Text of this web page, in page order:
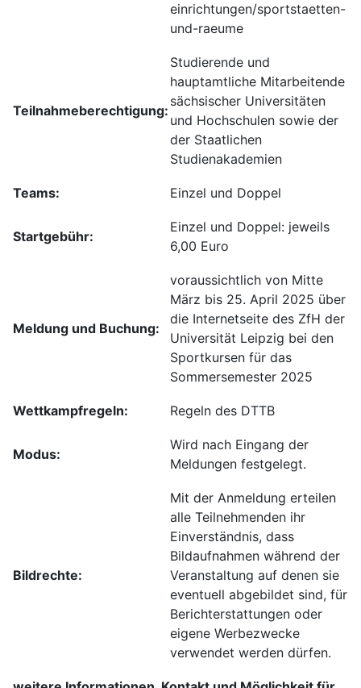
einrichtungen/sportstaetten-
und-raeume
Teilnahmeberechtigung:
Studierende und
hauptamtliche Mitarbeitende
sächsischer Universitäten
und Hochschulen sowie der
der Staatlichen
Studienakademien
Teams: Einzel und Doppel
Startgebühr:
Einzel und Doppel: jeweils
6,00 Euro
Meldung und Buchung:
voraussichtlich von Mitte
März bis 25. April 2025 über
die Internetseite des ZfH der
Universität Leipzig bei den
Sportkursen für das
Sommersemester 2025
Wettkampfregeln: Regeln des DTTB
Modus:
Wird nach Eingang der
Meldungen festgelegt.
Bildrechte:
Mit der Anmeldung erteilen
alle Teilnehmenden ihr
Einverständnis, dass
Bildaufnahmen während der
Veranstaltung auf denen sie
eventuell abgebildet sind, für
Berichterstattungen oder
eigene Werbezwecke
verwendet werden dürfen.